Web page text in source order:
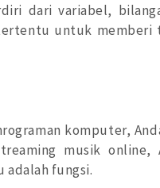
dari variabel,
untuk memberi
komputer,
musik
adalah fungsi.